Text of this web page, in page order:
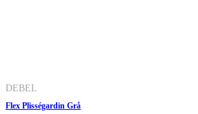
DEBEL
Flex Plisségardin Grå